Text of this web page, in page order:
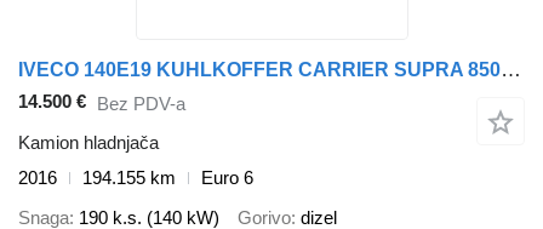
IVECO 140E19 KUHLKOFFER CARRIER SUPRA 850MT
14.500 € Bez PDV-a
Kamion hladnjača
2016
194.155 km
Euro 6
Snaga 190 k.s. (140 kW) Gorivo dizel